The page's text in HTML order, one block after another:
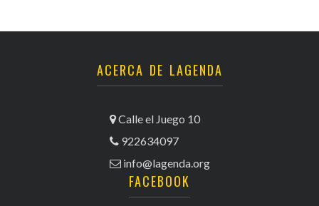
ACERCA DE LAGENDA
Calle el Juego 10
922634097
info@lagenda.org
FACEBOOK